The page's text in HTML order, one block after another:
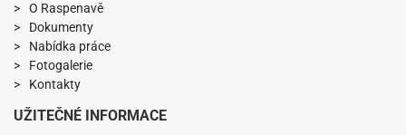
O Raspenavě
Dokumenty
Nabídka práce
Fotogalerie
Kontakty
UŽITEČNÉ INFORMACE